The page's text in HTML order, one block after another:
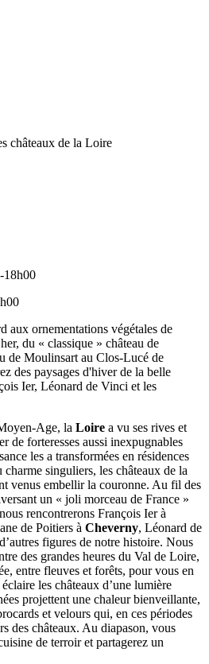
châteaux de la Loire
18h00
aux ornementations végétales de
du « classique » château de
de Moulinsart au Clos-Lucé de
des paysages d'hiver de la belle
Ier, Léonard de Vinci et les
Age, la Loire a vu ses rives et
de forteresses aussi inexpugnables
les a transformées en résidences
charme singuliers, les châteaux de la
venus embellir la couronne. Au fil des
un « joli morceau de France »
rencontrerons François Ier à
de Poitiers à Cheverny, Léonard de
figures de notre histoire. Nous
des grandes heures du Val de Loire,
entre fleuves et forêts, pour vous en
les châteaux d’une lumière
projettent une chaleur bienveillante,
et velours qui, en ces périodes
des châteaux. Au diapason, vous
de terroir et partagerez un